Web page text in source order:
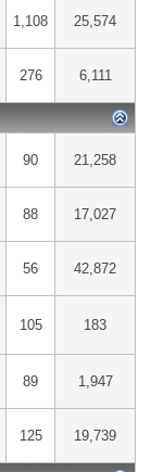
1,108 25,574
276 6,111
90 21,258
88 17,027
56 42,872
105 183
89 1,947
125 19,739